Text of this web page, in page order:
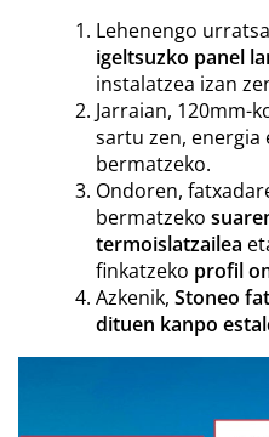
Lehenengo
igeltsuzko panel
instalatzea izan
Jarraian, 120mm-
sartu zen,
bermatzeko.
Ondoren,
bermatzeko
termoislatzailea
finkatzeko profil
Azkenik, Stoneo
dituen kanpo